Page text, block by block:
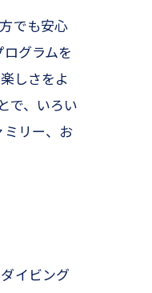
でも安心
グラムを
しさをよ
で、いろい
ミリー、お
イビング